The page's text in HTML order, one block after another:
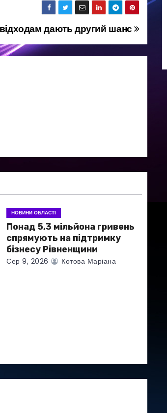
дають другий шанс
НОВИНИ ОБЛАСТІ
Понад 5,3 мільйона гривень
спрямують на підтримку
бізнесу Рівненщини
Сер 9, 2026 Котова Маріана